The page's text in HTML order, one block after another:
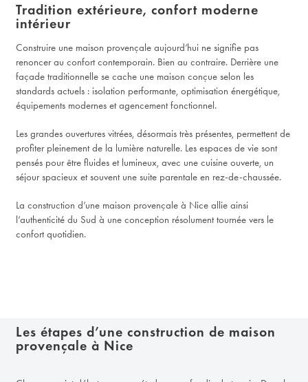
Tradition extérieure, confort moderne
intérieur
Construire une maison provençale aujourd’hui ne signifie pas
renoncer au confort contemporain. Bien au contraire. Derrière une
façade traditionnelle se cache une maison conçue selon les
standards actuels : isolation performante, optimisation énergétique,
équipements modernes et agencement fonctionnel.
Les grandes ouvertures vitrées, désormais très présentes, permettent de
profiter pleinement de la lumière naturelle. Les espaces de vie sont
pensés pour être fluides et lumineux, avec une cuisine ouverte, un
séjour spacieux et souvent une suite parentale en rez-de-chaussée.
La construction d’une maison provençale à Nice allie ainsi
l’authenticité du Sud à une conception résolument tournée vers le
confort quotidien.
Les étapes d’une construction de maison
provençale à Nice